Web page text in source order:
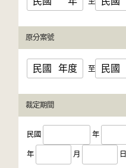
原分案號
民國 年度 至 民國
裁定期間
民國 年
年 月 日